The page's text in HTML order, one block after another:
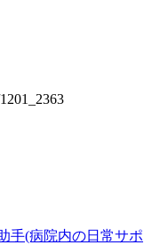
手(病院内の日常サポ